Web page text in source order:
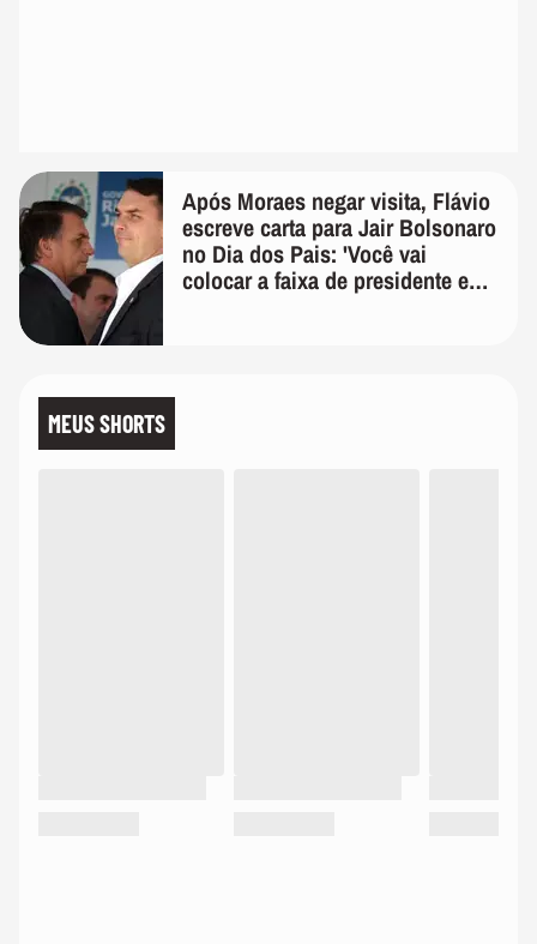
Após Moraes negar visita, Flávio
escreve carta para Jair Bolsonaro
no Dia dos Pais: 'Você vai
colocar a faixa de presidente em
MEUS SHORTS